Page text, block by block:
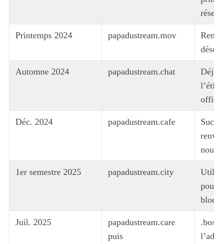
Printemps 2024 papadustream.mov
Automne 2024 papadustream.chat
Déjà
Déc. 2024 papadustream.cafe
1er semestre 2025 papadustream.city
pour
Juil. 2025
papadustream.care
puis